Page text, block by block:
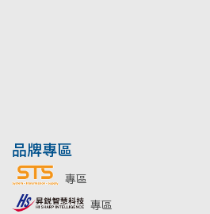
品牌專區
專區
專區